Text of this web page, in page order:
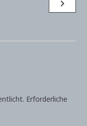
navigate_next
Erforderliche